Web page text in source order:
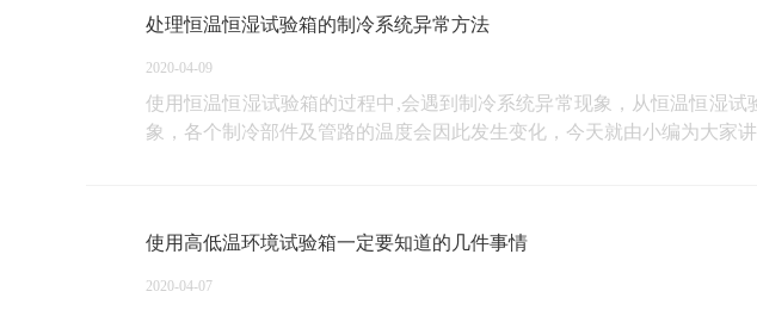
处理恒温恒湿试验箱的制冷系统异常方法
2020-04-09
使用恒温恒湿试验箱的过程中,会遇到制冷系统异常现象，从恒温恒湿
象，各个制冷部件及管路的温度会因此发生变化，今天就由小编为大家讲
使用高低温环境试验箱一定要知道的几件事情
2020-04-07